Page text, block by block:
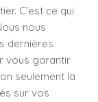
C'est ce qui
nous
dernières
vous garantir
seulement la
sur vos